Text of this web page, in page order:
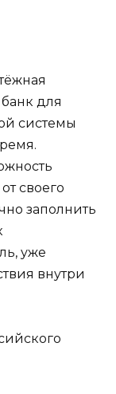
для
системы
своего
заполнить
уже
внутри